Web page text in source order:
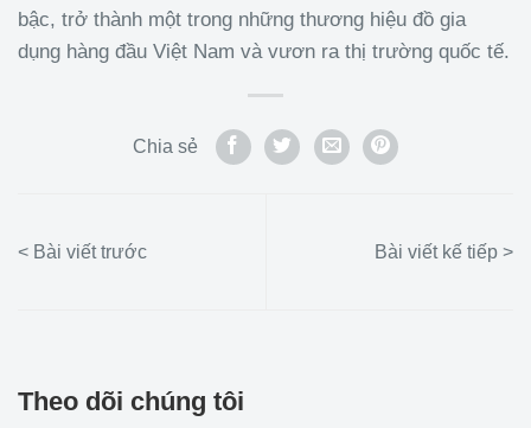
bậc, trở thành một trong những thương hiệu đồ gia
dụng hàng đầu Việt Nam và vươn ra thị trường quốc tế.
Chia sẻ
Theo dõi chúng tôi